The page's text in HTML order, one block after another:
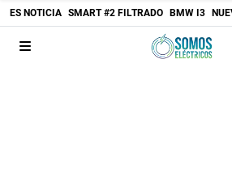
ES NOTICIA SMART #2 FILTRADO BMW I3